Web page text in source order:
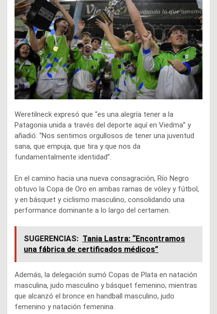
Weretilneck expresó que “es una alegría tener a la
Patagonia unida a través del deporte aquí en Viedma” y
añadió: “Nos sentimos orgullosos de tener una juventud
sana, que empuja, que tira y que nos da
fundamentalmente identidad”.
En el camino hacia una nueva consagración, Río Negro
obtuvo la Copa de Oro en ambas ramas de vóley y fútbol,
y en básquet y ciclismo masculino, consolidando una
performance dominante a lo largo del certamen.
SUGERENCIAS: Tania Lastra: “Encontramos
una fábrica de certificados médicos”
Además, la delegación sumó Copas de Plata en natación
masculina, judo masculino y básquet femenino; mientras
que alcanzó el bronce en handball masculino, judo
femenino y natación femenina.